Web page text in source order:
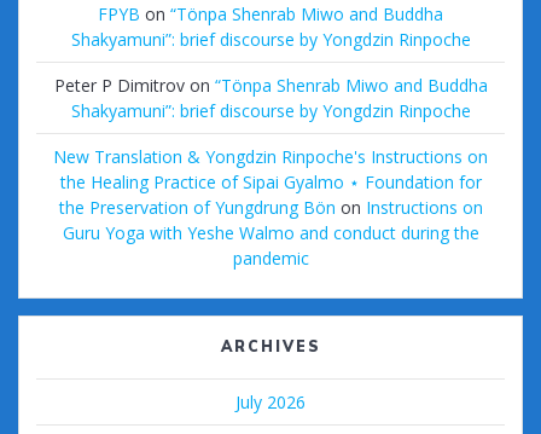
FPYB on “Tönpa Shenrab Miwo and Buddha
Shakyamuni”: brief discourse by Yongdzin Rinpoche
Peter P Dimitrovon “Tönpa Shenrab Miwo and Buddha
Shakyamuni”: brief discourse by Yongdzin Rinpoche
New Translation & Yongdzin Rinpoche's Instructions on
the Healing Practice of Sipai Gyalmo ⋆ Foundation for
the Preservation of Yungdrung Bön on Instructions on
Guru Yoga with Yeshe Walmo and conduct during the
pandemic
ARCHIVES
July 2026